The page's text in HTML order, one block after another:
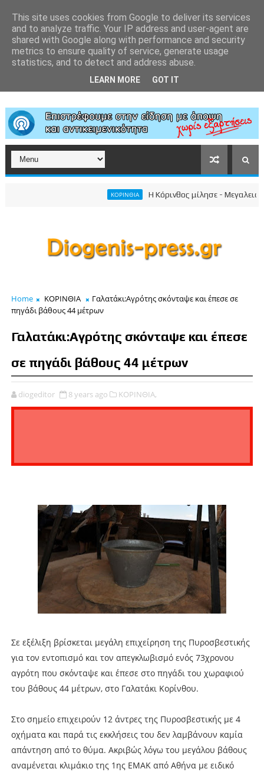
ΚΟΡΙΝΘΙΑ Η Κόρινθος μίλησε - Μεγαλειώδης
Home ΚΟΡΙΝΘΙΑ
Γαλατάκι:Αγρότης σκόνταψε και έπεσε σε
πηγάδι βάθους 44 μέτρων
Γαλατάκι:Αγρότης σκόνταψε και έπεσε
σε πηγάδι βάθους 44 μέτρων
diogeditor 8 years ago ΚΟΡΙΝΘΙΑ,
Σε εξέλιξη βρίσκεται μεγάλη επιχείρηση της Πυροσβεστικής
για τον εντοπισμό και τον απεγκλωβισμό ενός 73χρονου
αγρότη που σκόνταψε και έπεσε στο πηγάδι του χωραφιού
του βάθους 44 μέτρων, στο Γαλατάκι Κορίνθου.
Στο σημείο επιχειρούν 12 άντρες της Πυροσβεστικής με 4
οχήματα και παρά τις εκκλήσεις του δεν λαμβάνουν καμία
απάντηση από το θύμα. Ακριβώς λόγω του μεγάλου βάθους
αναμένεται κλιμάκιο της 1ης ΕΜΑΚ από Αθήνα με ειδικό
This site uses cookies from Google to deliver its services
and to analyze traffic. Your IP address and user-agent are
shared with Google along with performance and security
metrics to ensure quality of service, generate usage
statistics, and to detect and address abuse.
LEARN MORE GOT IT